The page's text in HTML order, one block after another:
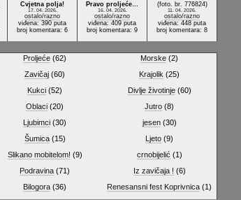
Cvjetna polja!
17. 04. 2026.
ostalo/razno
viđena: 390 puta
broj komentara: 6
Pravo proljeće…
16. 04. 2026.
ostalo/razno
viđena: 409 puta
broj komentara: 9
(foto. br. 776824)
11. 04. 2026.
ostalo/razno
viđena: 448 puta
broj komentara: 8
Proljeće (62)
Zavičaj (60)
Kukci (52)
Oblaci (20)
Ljubimci (30)
Šumica(15)
Slikano mobitelom! (9)
Podravina (71)
Bilogora (36)
Morske (2)
Krajolik (25)
Divlje životinje(60)
Jutro (8)
jesen(30)
Ljeto (9)
crnobijelić (1)
Iz zavičaja ! (6)
Renesansni fest Koprivnica (1)